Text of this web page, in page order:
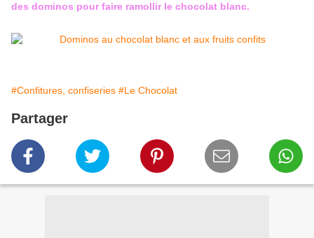
des dominos pour faire ramollir le chocolat blanc.
#Confitures, confiseries #Le Chocolat
Partager